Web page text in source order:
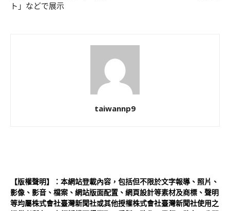
ト」などで展示
taiwannp9
【版權聲明】：本網站登載內容，包括但不限於文字報導、照片、
影像、影音、檔案、網站版面配置、網頁設計等素材及商標、聲明
等均屬株式會社臺灣新聞社或其他授權株式會社臺灣新聞社使用之